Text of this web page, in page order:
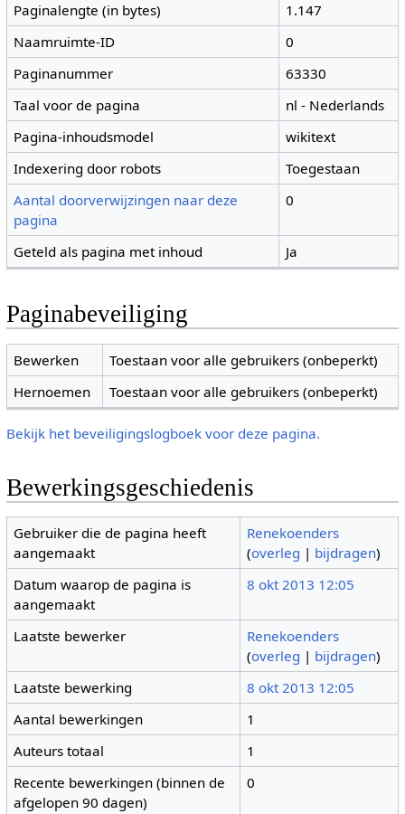
Paginalengte (in bytes)
1.147
Naamruimte-ID
0
Paginanummer
63330
Taal voor de pagina
nl - Nederlands
Pagina-inhoudsmodel
wikitext
Indexering door robots
Toegestaan
Aantal doorverwijzingen naar deze
pagina
0
Geteld als pagina met inhoud Ja
Paginabeveiliging
Bewerken
Toestaan voor alle gebruikers (onbeperkt)
Hernoemen
Toestaan voor alle gebruikers (onbeperkt)
Bekijk het beveiligingslogboek voor deze pagina.
Bewerkingsgeschiedenis
Gebruiker die de pagina heeft
aangemaakt
Renekoenders
(overleg | bijdragen)
Datum waarop de pagina is
aangemaakt
8 okt 2013 12:05
Laatste bewerker
Renekoenders
(overleg | bijdragen)
Laatste bewerking
8 okt 2013 12:05
Aantal bewerkingen
1
Auteurs totaal
1
Recente bewerkingen (binnen de
afgelopen 90 dagen)
0